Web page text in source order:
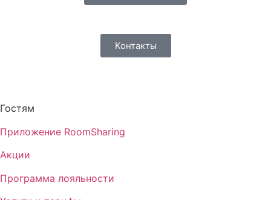
Контакты
Гостям
Приложение RoomSharing
Акции
Программа лояльности